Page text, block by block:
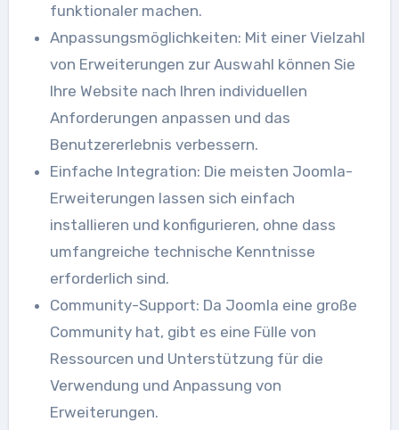
funktionaler machen.
Anpassungsmöglichkeiten: Mit einer Vielzahl
von Erweiterungen zur Auswahl können Sie
Ihre Website nach Ihren individuellen
Anforderungen anpassen und das
Benutzererlebnis verbessern.
Einfache Integration: Die meisten Joomla-
Erweiterungen lassen sich einfach
installieren und konfigurieren, ohne dass
umfangreiche technische Kenntnisse
erforderlich sind.
Community-Support: Da Joomla eine große
Community hat, gibt es eine Fülle von
Ressourcen und Unterstützung für die
Verwendung und Anpassung von
Erweiterungen.